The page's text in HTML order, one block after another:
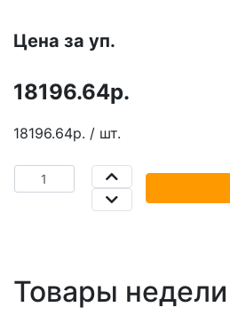
Цена за уп.
18196.64р.
18196.64р. / шт.
Товары недели